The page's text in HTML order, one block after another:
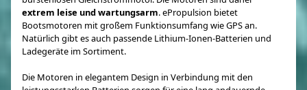
extrem leise und wartungsarm. ePropulsion bietet
Bootsmotoren mit großem Funktionsumfang wie GPS an.
Natürlich gibt es auch passende Lithium-Ionen-Batterien und
Ladegeräte im Sortiment.
Die Motoren in elegantem Design in Verbindung mit den